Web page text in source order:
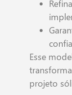
Esse
projeto